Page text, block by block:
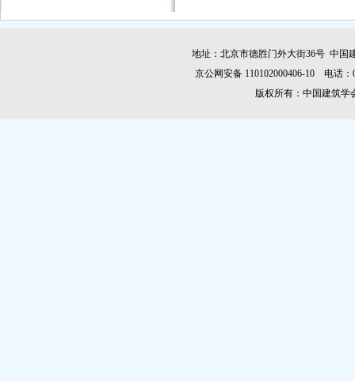
地址：北京市德胜门外大街36号 中
京公网安备 110102000406-10 电话：
版权所有：中国建筑